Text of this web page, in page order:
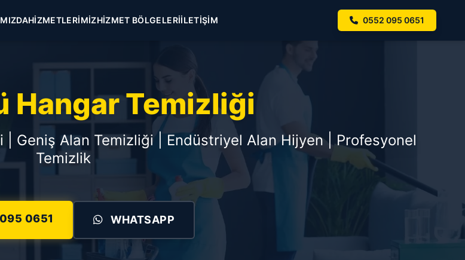
HIZMETLERIMIZHIZMET BÖLGELERIİLETIŞIM 0552 095 0651
Hangar Temizliği
Geniş Alan Temizliği | Endüstriyel Alan Hijyen | Profesyonel
Temizlik
0651 WHATSAPP